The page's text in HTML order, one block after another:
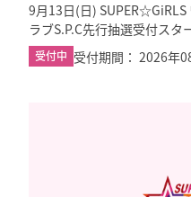
9月13日(日)
ラブS.P.C先行抽選受付スタ
受付中 受付期間： 2026年